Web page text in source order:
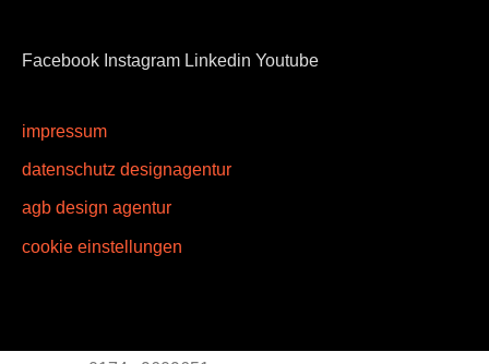
Facebook Instagram Linkedin Youtube
impressum
datenschutz designagentur
agb design agentur
cookie einstellungen